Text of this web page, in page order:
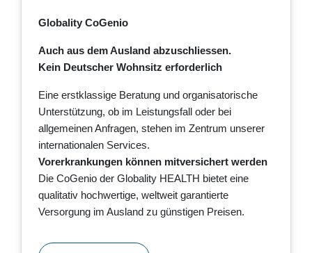
Globality CoGenio
Auch aus dem Ausland abzuschliessen.
Kein Deutscher Wohnsitz erforderlich
Eine erstklassige Beratung und organisatorische
Unterstützung, ob im Leistungsfall oder bei
allgemeinen Anfragen, stehen im Zentrum unserer
internationalen Services.
Vorerkrankungen können mitversichert werden
Die CoGenio der Globality HEALTH bietet eine
qualitativ hochwertige, weltweit garantierte
Versorgung im Ausland zu günstigen Preisen.